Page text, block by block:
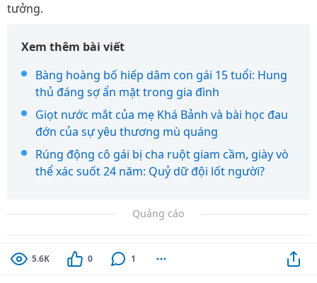
tưởng.
Xem thêm bài viết
Bàng hoàng bố hiếp dâm con gái 15 tuổi: Hung
thủ đáng sợ ẩn mặt trong gia đình
Giọt nước mắt của mẹ Khá Bảnh và bài học đau
đớn của sự yêu thương mù quáng
Rúng động cô gái bị cha ruột giam cầm, giày vò
thể xác suốt 24 năm: Quỷ dữ đội lốt người?
Quảng cáo
5.6K 0 1